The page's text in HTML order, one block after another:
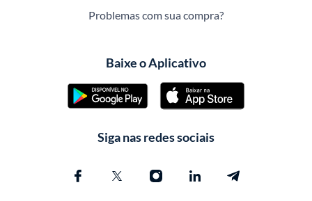
Problemas com sua compra?
Baixe o Aplicativo
Siga nas redes sociais